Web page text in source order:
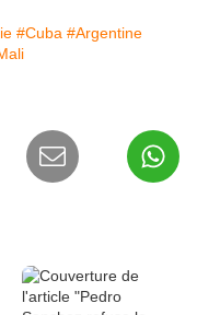
#Cuba #Argentine